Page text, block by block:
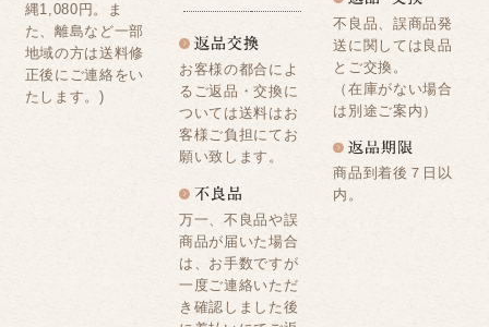
縄1,080円。ま
た、離島など一部
地域の方は送料修
正後にご連絡をい
たします。)
お客様の都合によ
るご返品・交換に
ついては送料はお
客様ご負担にてお
願い致します。
万一、不良品や誤
商品が届いた場合
は、お手数ですが
一度ご連絡いただ
き確認しました後
不良品、誤商品発
送に関しては良品
とご交換。
（在庫がない場合
は別途ご案内）
商品到着後７日以
内。